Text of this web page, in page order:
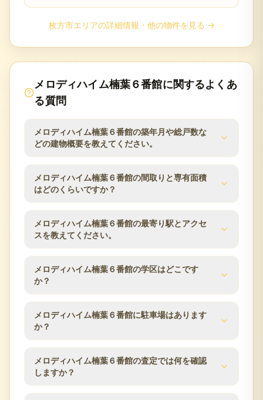
枚方市エリアの詳細情報・他の物件を見る →
メロディハイム楠葉６番館に関するよくあ
る質問
メロディハイム楠葉６番館の築年月や総戸数な
どの建物概要を教えてください。
メロディハイム楠葉６番館の建物概要は次のとおり
です。築年月は2001年3月、総戸数は23戸、建物は9
所有権です。分譲会社は近藤産業、施工会社は林建
設工業、管理会社はケイエスコミュニティです。査
定時にはこれらの建物条件と管理状況を確認しま
す。
メロディハイム楠葉６番館の間取りと専有面積
はどのくらいですか？
メロディハイム楠葉６番館の分譲時の公表値では、
間取りは3LDK〜4LDK、専有面積は66.59m²〜
す。同じマンション内でも住戸ごとに面積・向き・
階数が異なるため、ご所有住戸の条件をもとに査定
します。
メロディハイム楠葉６番館の最寄り駅とアクセ
スを教えてください。
メロディハイム楠葉６番館の交通アクセスは京阪本
線／樟葉駅 徒歩10分です。所在地は大阪府枚方市楠
路線は、マンション売却時の検討条件としてよく確
認される項目です。
メロディハイム楠葉６番館の学区はどこです
か？
分譲時の公表情報では、小学校区は枚方市立樟葉西
小学校、中学校区は枚方市立楠葉西中学校です。学
め、最新の情報は枚方市の教育委員会などでご確認
ください。
メロディハイム楠葉６番館に駐車場はあります
か？
メロディハイム楠葉６番館の駐車場数は分譲時の公
表値で16台です。空き状況や月額使用料は時期によ
会社の最新情報を確認します。
メロディハイム楠葉６番館の査定では何を確認
しますか？